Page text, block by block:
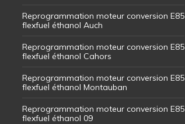
Reprogrammation moteur conversion E85
flexfuel éthanol Auch
Reprogrammation moteur conversion E85
flexfuel éthanol Cahors
Reprogrammation moteur conversion E85
flexfuel éthanol Montauban
Reprogrammation moteur conversion E85
flexfuel éthanol 09